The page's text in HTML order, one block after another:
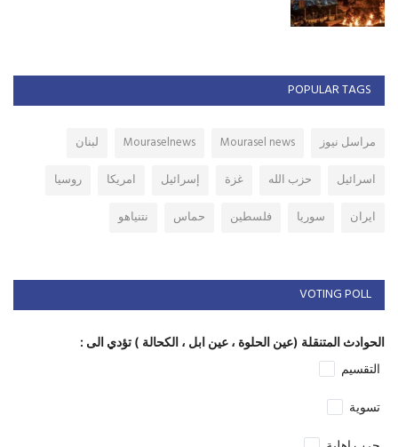
POPULAR TAGS
مراسل نيوز Mourasel news
Mouraselnews
لبنان
اسرائيل
حزب الله غزة إسرائيل امريكا
روسيا
ايران
سوريا فلسطين حماس نتنياهو
VOTING POLL
الحوادث المتنقلة (عين الحلوة ، عين ابل ، الكحالة ) تؤدي الى :
التقسيم
تسوية